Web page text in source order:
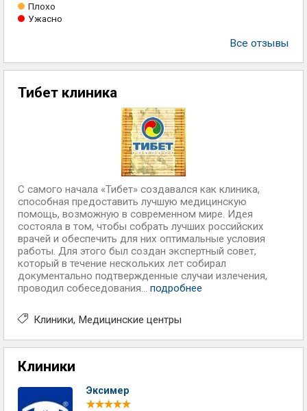
Плохо
Ужасно
Все отзывы
Тибет клиника
С самого начала «Тибет» создавался как клиника,
способная предоставить лучшую медицинскую
помощь, возможную в современном мире. Идея
состояла в том, чтобы собрать лучших российских
врачей и обеспечить для них оптимальные условия
работы. Для этого был создан экспертный совет,
который в течение нескольких лет собирал
документально подтвержденные случаи излечения,
проводил собеседования... подробнее
Клиники Медицинские центры
Клиники
Эксимер